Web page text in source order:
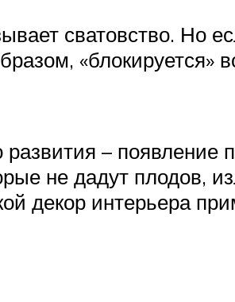
сватовство. Но
«блокируется»
– появление
не дадут плодов,
декор интерьера